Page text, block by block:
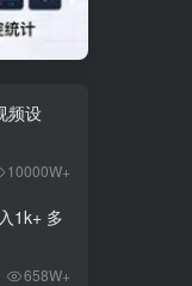
频设
10000W+
1k+ 多
658W+